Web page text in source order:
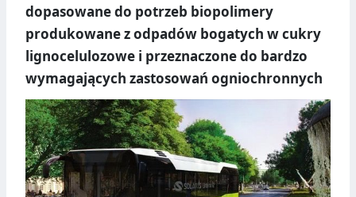
dopasowane do potrzeb biopolimery
produkowane z odpadów bogatych w cukry
lignocelulozowe i przeznaczone do bardzo
wymagających zastosowań ogniochronnych